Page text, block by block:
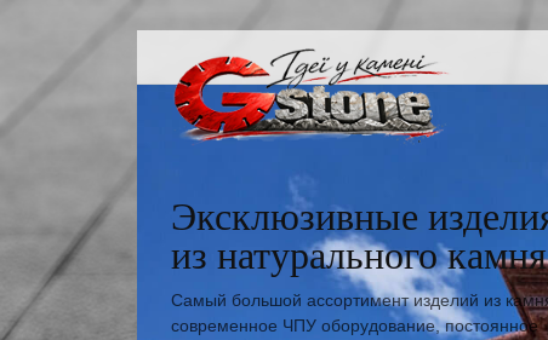
Эксклюзивные
из натурального камня
Самый большой ассортимент изделий из
современное ЧПУ оборудование, постоянное